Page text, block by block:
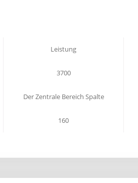
Leistung
3700
Der Zentrale Bereich Spalte
160